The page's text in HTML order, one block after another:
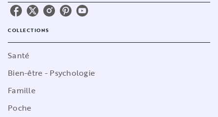
COLLECTIONS
Santé
Bien-être - Psychologie
Famille
Poche